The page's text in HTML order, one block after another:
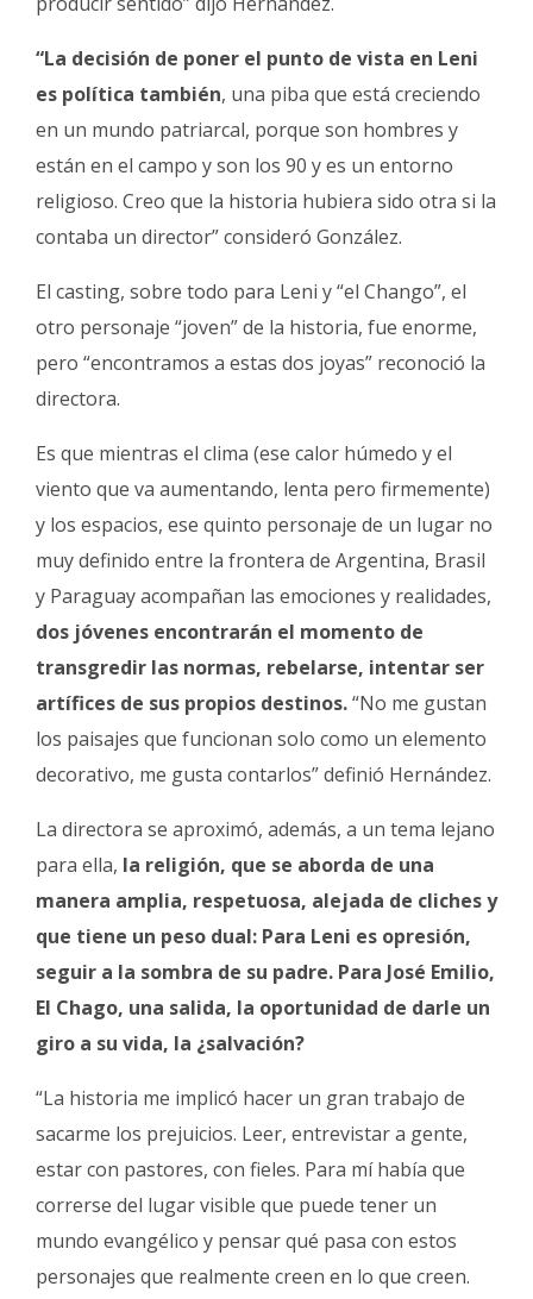
“La decisión de poner el punto de vista en Leni
es política también, una piba que está creciendo
en un mundo patriarcal, porque son hombres y
están en el campo y son los 90 y es un entorno
religioso. Creo que la historia hubiera sido otra si la
contaba un director” consideró González.
El casting, sobre todo para Leni y “el Chango”, el
otro personaje “joven” de la historia, fue enorme,
pero “encontramos a estas dos joyas” reconoció la
directora.
Es que mientras el clima (ese calor húmedo y el
viento que va aumentando, lenta pero firmemente)
y los espacios, ese quinto personaje de un lugar no
muy definido entre la frontera de Argentina, Brasil
y Paraguay acompañan las emociones y realidades,
dos jóvenes encontrarán el momento de
transgredir las normas, rebelarse, intentar ser
artífices de sus propios destinos.“No me gustan
los paisajes que funcionan solo como un elemento
decorativo, me gusta contarlos” definió Hernández.
La directora se aproximó, además, a un tema lejano
para ella, la religión, que se aborda de una
manera amplia, respetuosa, alejada de cliches y
que tiene un peso dual: Para Leni es opresión,
seguir a la sombra de su padre. Para José Emilio,
El Chago, una salida, la oportunidad de darle un
giro a su vida, la ¿salvación?
“La historia me implicó hacer un gran trabajo de
sacarme los prejuicios. Leer, entrevistar a gente,
estar con pastores, con fieles. Para mí había que
correrse del lugar visible que puede tener un
mundo evangélico y pensar qué pasa con estos
personajes que realmente creen en lo que creen.